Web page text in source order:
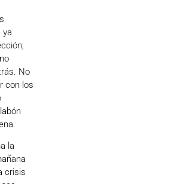
ya
No
con los
la
crisis